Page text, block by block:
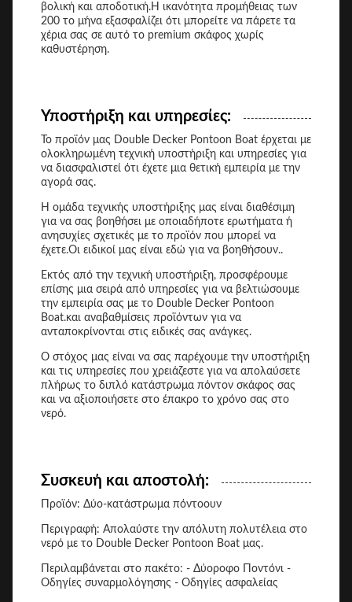
βολική και αποδοτική.Η ικανότητα προμήθειας των
200 το μήνα εξασφαλίζει ότι μπορείτε να πάρετε τα
χέρια σας σε αυτό το premium σκάφος χωρίς
καθυστέρηση.
Υποστήριξη και υπηρεσίες:
Το προϊόν μας Double Decker Pontoon Boat έρχεται με
ολοκληρωμένη τεχνική υποστήριξη και υπηρεσίες για
να διασφαλιστεί ότι έχετε μια θετική εμπειρία με την
αγορά σας.
Η ομάδα τεχνικής υποστήριξης μας είναι διαθέσιμη
για να σας βοηθήσει με οποιαδήποτε ερωτήματα ή
ανησυχίες σχετικές με το προϊόν που μπορεί να
έχετε.Οι ειδικοί μας είναι εδώ για να βοηθήσουν..
Εκτός από την τεχνική υποστήριξη, προσφέρουμε
επίσης μια σειρά από υπηρεσίες για να βελτιώσουμε
την εμπειρία σας με το Double Decker Pontoon
Boat.και αναβαθμίσεις προϊόντων για να
ανταποκρίνονται στις ειδικές σας ανάγκες.
Ο στόχος μας είναι να σας παρέχουμε την υποστήριξη
και τις υπηρεσίες που χρειάζεστε για να απολαύσετε
πλήρως το διπλό κατάστρωμα πόντον σκάφος σας
και να αξιοποιήσετε στο έπακρο το χρόνο σας στο
νερό.
Συσκευή και αποστολή:
Προϊόν: Δύο-κατάστρωμα πόντοουν
Περιγραφή: Απολαύστε την απόλυτη πολυτέλεια στο
νερό με το Double Decker Pontoon Boat μας.
Περιλαμβάνεται στο πακέτο: - Δύοροφο Ποντόνι -
Οδηγίες συναρμολόγησης - Οδηγίες ασφαλείας